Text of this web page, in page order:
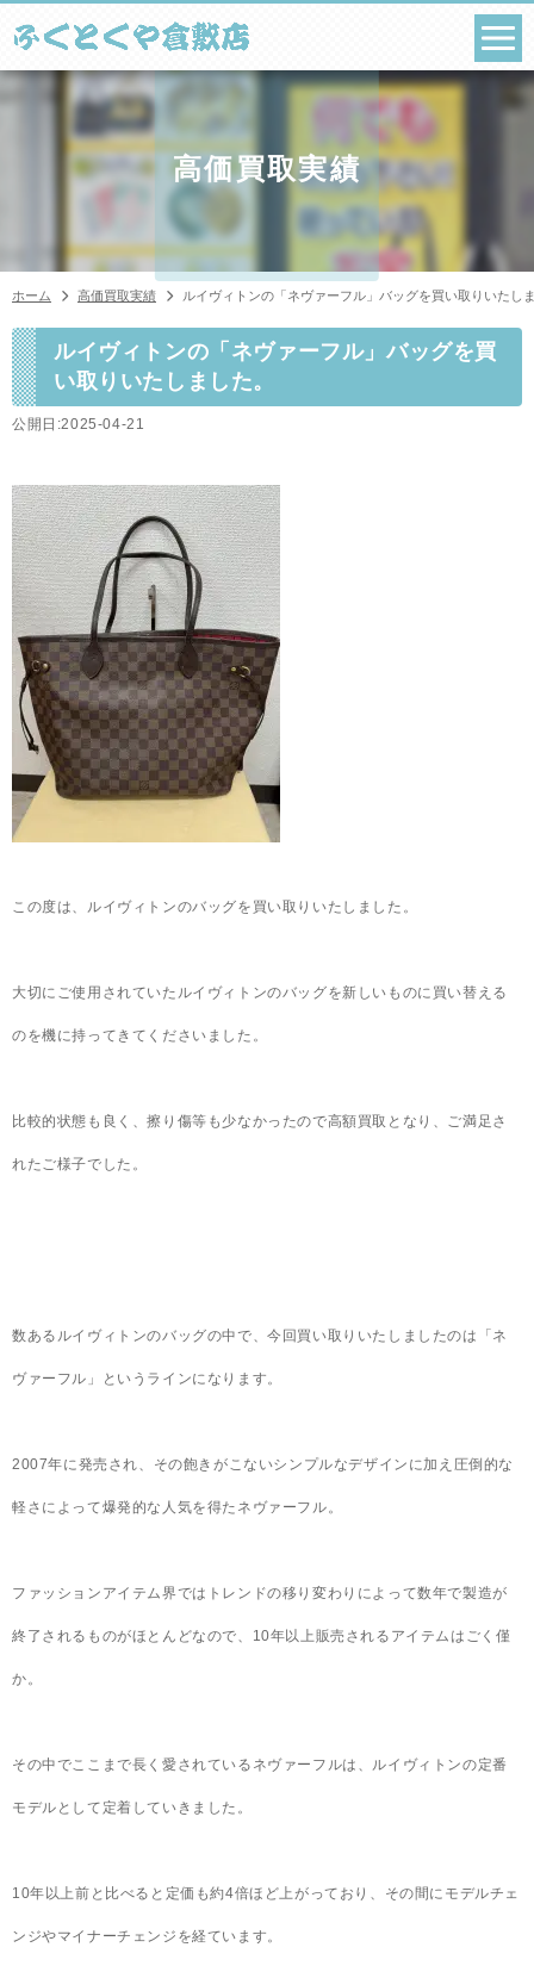
コ
高価買取実績
ホーム 高価買取実績 ルイヴィトンの「ネヴァーフル」バッグを買い取りいたし
ルイヴィトンの「ネヴァーフル」バッグを買
い取りいたしました。
公開日:2025-04-21
この度は、ルイヴィトンのバッグを買い取りいたしました。
大切にご使用されていたルイヴィトンのバッグを新しいものに買い替える
のを機に持ってきてくださいました。
比較的状態も良く、擦り傷等も少なかったので高額買取となり、ご満足さ
れたご様子でした。
数あるルイヴィトンのバッグの中で、今回買い取りいたしましたのは「ネ
ヴァーフル」というラインになります。
2007年に発売され、その飽きがこないシンプルなデザインに加え圧倒的な
軽さによって爆発的な人気を得たネヴァーフル。
ファッションアイテム界ではトレンドの移り変わりによって数年で製造が
終了されるものがほとんどなので、10年以上販売されるアイテムはごく僅
か。
その中でここまで長く愛されているネヴァーフルは、ルイヴィトンの定番
モデルとして定着していきました。
10年以上前と比べると定価も約4倍ほど上がっており、その間にモデルチェ
ンジやマイナーチェンジを経ています。